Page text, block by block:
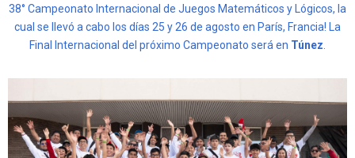
38° Campeonato Internacional de Juegos Matemáticos y Lógicos, la
cual se llevó a cabo los días 25 y 26 de agosto en París, Francia! La
Final Internacional del próximo Campeonato será en Túnez.